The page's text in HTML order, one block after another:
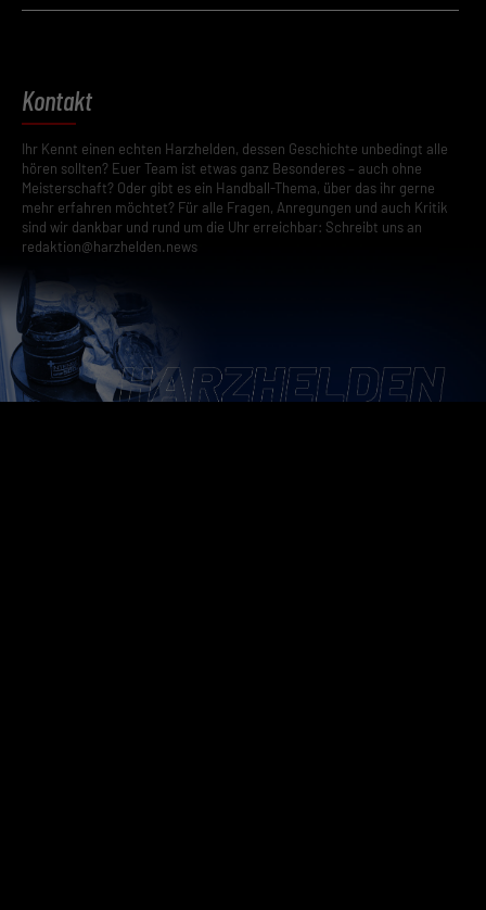
Kontakt
Ihr Kennt einen echten Harzhelden, dessen Geschichte unbedingt alle
hören sollten? Euer Team ist etwas ganz Besonderes – auch ohne
Meisterschaft? Oder gibt es ein Handball-Thema, über das ihr gerne
mehr erfahren möchtet? Für alle Fragen, Anregungen und auch Kritik
sind wir dankbar und rund um die Uhr erreichbar: Schreibt uns an
redaktion@harzhelden.news